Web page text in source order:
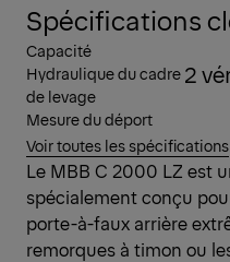
Spécifications
Capacité
Hydraulique du cadre
de levage
2
Mesure du déport
Voir toutes les spécifications
Le MBB C 2000 LZ est
spécialement conçu
porte-à-faux arrière
remorques à timon ou